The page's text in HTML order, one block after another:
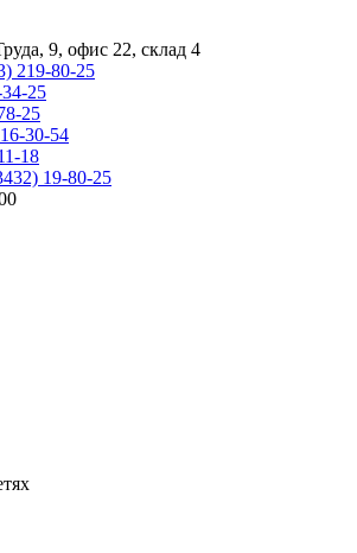
9, офис 22, склад 4
219-80-25
25
25
30-54
18
19-80-25